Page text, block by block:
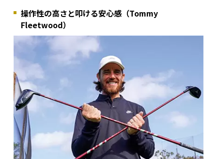
操作性の高さと叩ける安心感（Tommy
Fleetwood）